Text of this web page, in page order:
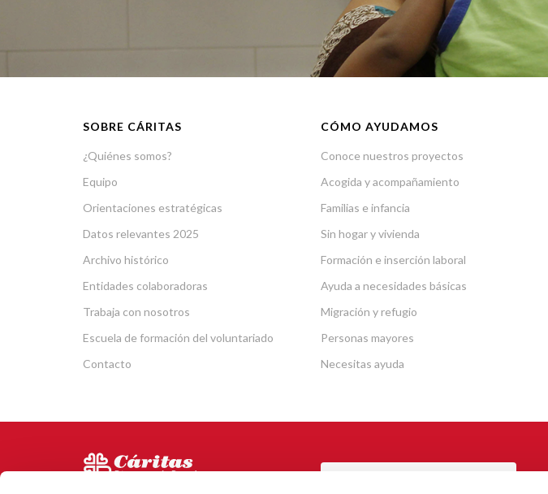
SOBRE CÁRITAS
¿Quiénes somos?
Equipo
Orientaciones estratégicas
Datos relevantes 2025
Archivo histórico
Entidades colaboradoras
Trabaja con nosotros
Escuela de formación del voluntariado
Contacto
CÓMO AYUDAMOS
Conoce nuestros proyectos
Acogida y acompañamiento
Familias e infancia
Sin hogar y vivienda
Formación e inserción laboral
Ayuda a necesidades básicas
Migración y refugio
Personas mayores
Necesitas ayuda